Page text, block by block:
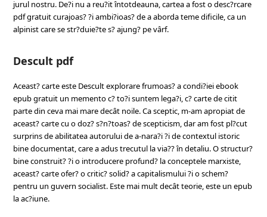
jurul nostru. De?i nu a reu?it întotdeauna, cartea a fost o desc?rcare
pdf gratuit curajoas? ?i ambi?ioas? de a aborda teme dificile, ca un
alpinist care se str?duie?te s? ajung? pe vârf.
Descult pdf
Aceast? carte este Descult explorare frumoas? a condi?iei ebook
epub gratuit un memento c? to?i suntem lega?i, c? carte de citit
parte din ceva mai mare decât noile. Ca sceptic, m-am apropiat de
aceast? carte cu o doz? s?n?toas? de scepticism, dar am fost pl?cut
surprins de abilitatea autorului de a-nara?i ?i de contextul istoric
bine documentat, care a adus trecutul la via?? în detaliu. O structur?
bine construit? ?i o introducere profund? la conceptele marxiste,
aceast? carte ofer? o critic? solid? a capitalismului ?i o schem?
pentru un guvern socialist. Este mai mult decât teorie, este un epub
la ac?iune.